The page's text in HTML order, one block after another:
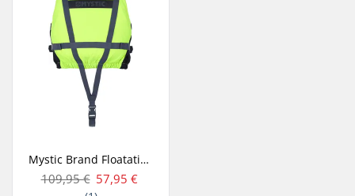
Mystic Brand Floatation Zipfree Kelluntaliivi
109,95 € 57,95 €